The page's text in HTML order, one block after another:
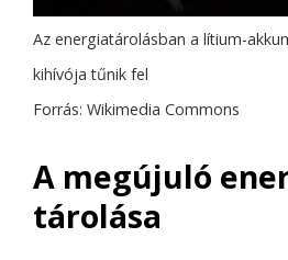
Az energiatárolásban a lítium-
kihívója tűnik fel
Forrás: Wikimedia Commons
A megújuló
tárolása